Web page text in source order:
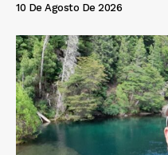
10 De Agosto De 2026